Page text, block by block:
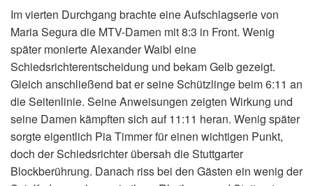
Im vierten Durchgang brachte eine Aufschlagserie von
Maria Segura die MTV-Damen mit 8:3 in Front. Wenig
später monierte Alexander Waibl eine
Schiedsrichterentscheidung und bekam Gelb gezeigt.
Gleich anschließend bat er seine Schützlinge beim 6:11 an
die Seitenlinie. Seine Anweisungen zeigten Wirkung und
seine Damen kämpften sich auf 11:11 heran. Wenig später
sorgte eigentlich Pia Timmer für einen wichtigen Punkt,
doch der Schiedsrichter übersah die Stuttgarter
Blockberührung. Danach riss bei den Gästen ein wenig der